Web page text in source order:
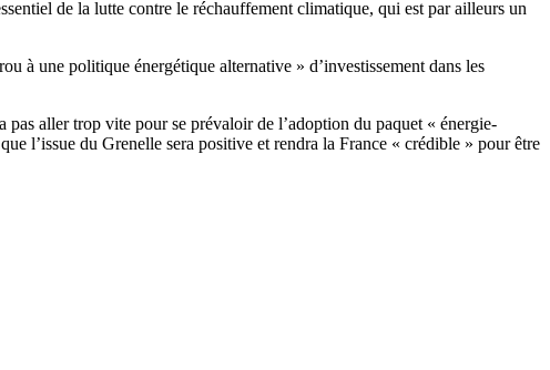
de la lutte contre le réchauffement climatique, qui est par ailleurs un
à une politique énergétique alternative » d’investissement dans les
pas aller trop vite pour se prévaloir de l’adoption du paquet « énergie-
l’issue du Grenelle sera positive et rendra la France « crédible » pour être